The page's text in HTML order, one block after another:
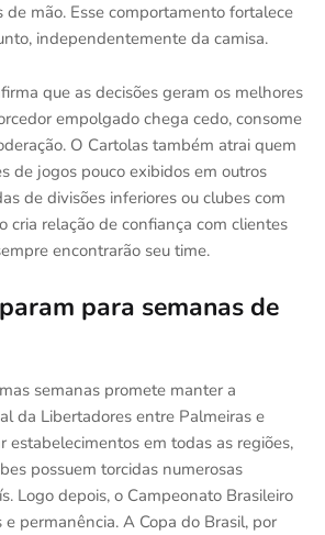
de mão. Esse comportamento fortalece
independentemente da camisa.
que as decisões geram os melhores
empolgado chega cedo, consome
O Cartolas também atrai quem
de jogos pouco exibidos em outros
de divisões inferiores ou clubes com
cria relação de confiança com clientes
encontrarão seu time.
para semanas de
semanas promete manter a
da Libertadores entre Palmeiras e
estabelecimentos em todas as regiões,
possuem torcidas numerosas
Logo depois, o Campeonato Brasileiro
permanência. A Copa do Brasil, por